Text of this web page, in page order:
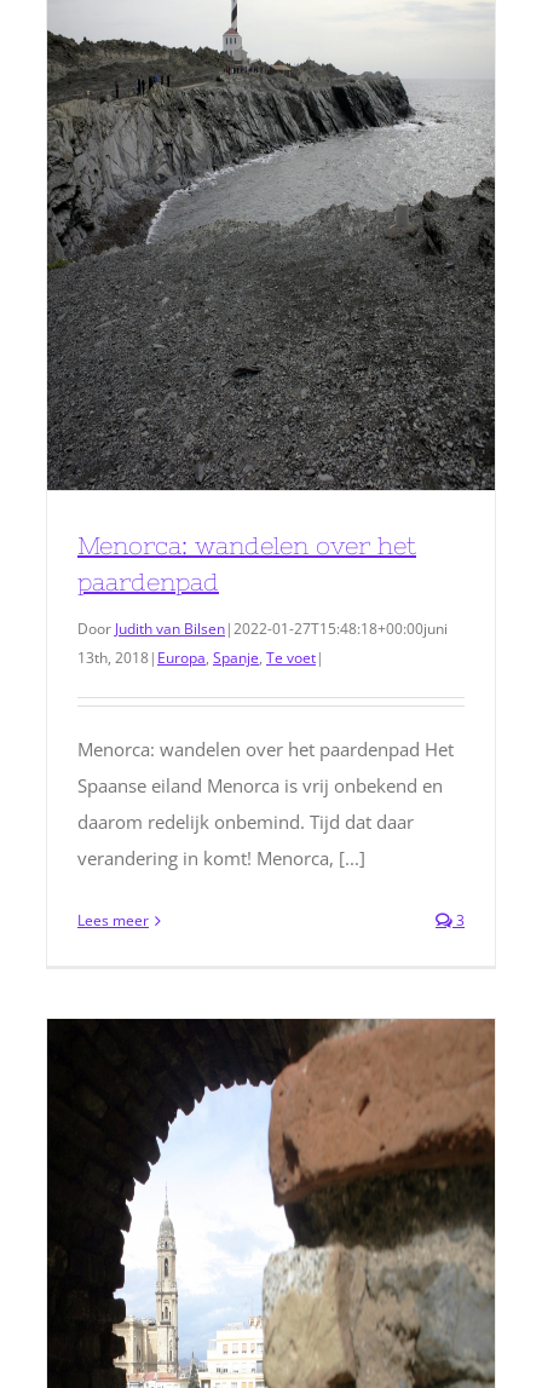
Menorca: wandelen over het
paardenpad
Door Judith van Bilsen|2022-01-27T15:48:18+00:00juni
13th, 2018| Europa, Spanje, Te voet|
Menorca: wandelen over het paardenpad Het
Spaanse eiland Menorca is vrij onbekend en
daarom redelijk onbemind. Tijd dat daar
verandering in komt! Menorca, [...]
Lees meer 3